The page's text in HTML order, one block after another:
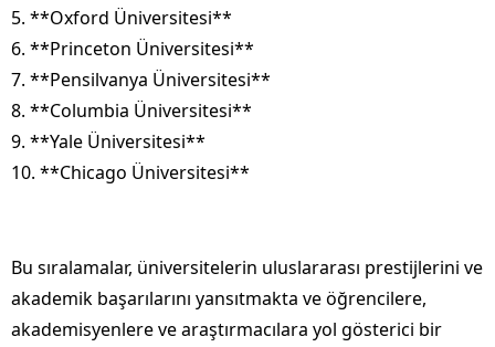
5. **Oxford Üniversitesi**
6. **Princeton Üniversitesi**
7. **Pensilvanya Üniversitesi**
8. **Columbia Üniversitesi**
9. **Yale Üniversitesi**
10. **Chicago Üniversitesi**
Bu sıralamalar, üniversitelerin uluslararası prestijlerini ve
akademik başarılarını yansıtmakta ve öğrencilere,
akademisyenlere ve araştırmacılara yol gösterici bir